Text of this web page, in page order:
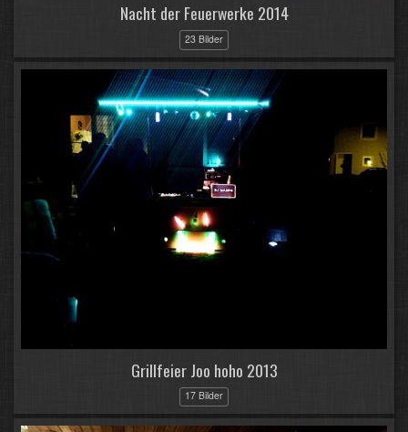
Nacht der Feuerwerke 2014
23 Bilder
Grillfeier Joo hoho 2013
17 Bilder